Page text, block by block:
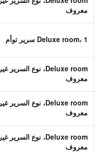
معروف
Deluxe room، 1 سرير توأم
Deluxe room، نوع السرير غير
معروف
Deluxe room، نوع السرير غير
معروف
Deluxe room، نوع السرير غير
معروف